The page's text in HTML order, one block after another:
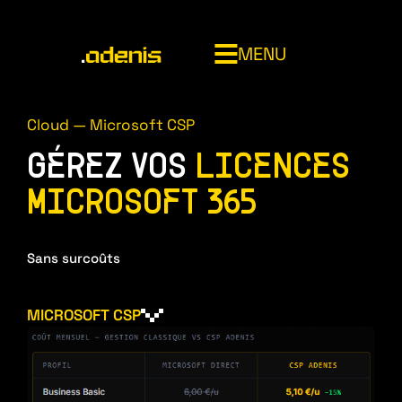
MENU
014820707
ADENIS
INFOGÉRANCE (MSP)
NOC (Network Operations Center)
Service desk
CLOUD & SOUVERAINETÉ
Microsoft 365 managed services
Cloud — Microsoft CSP
GÉREZ VOS LICENCES
MICROSOFT 365
Sans surcoûts
MICROSOFT CSP